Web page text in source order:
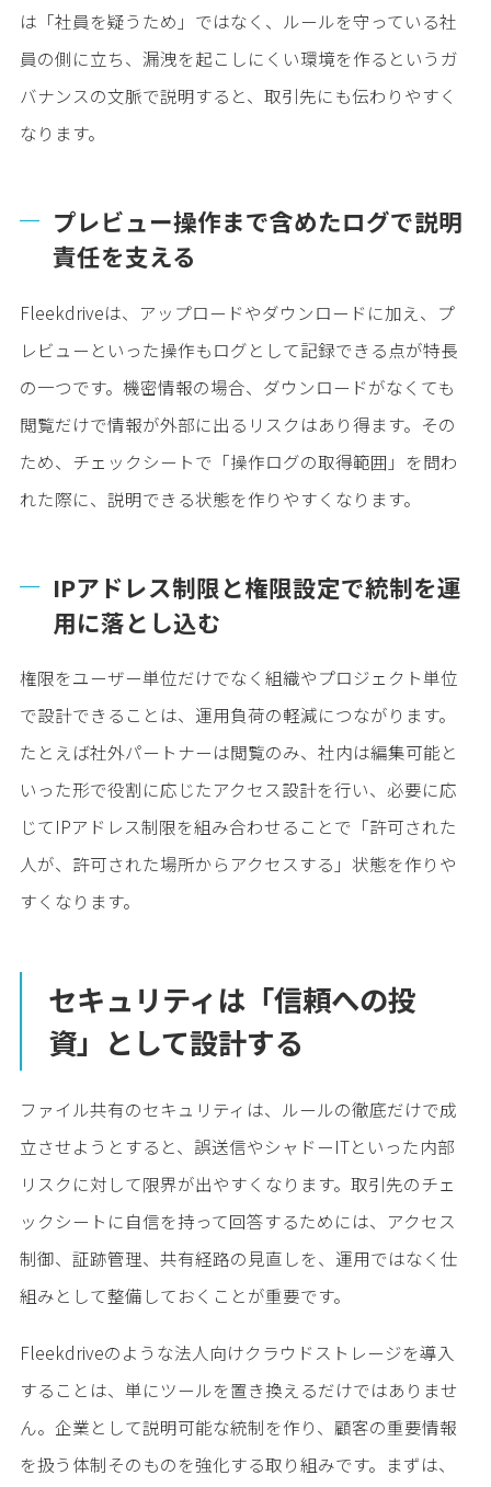
は「社員を疑うため」ではなく、ルールを守っている社
員の側に立ち、漏洩を起こしにくい環境を作るというガ
バナンスの文脈で説明すると、取引先にも伝わりやすく
なります。
プレビュー操作まで含めたログで説明
責任を支える
Fleekdriveは、アップロードやダウンロードに加え、プ
レビューといった操作もログとして記録できる点が特長
の一つです。機密情報の場合、ダウンロードがなくても
閲覧だけで情報が外部に出るリスクはあり得ます。その
ため、チェックシートで「操作ログの取得範囲」を問わ
れた際に、説明できる状態を作りやすくなります。
IPアドレス制限と権限設定で統制を運
用に落とし込む
権限をユーザー単位だけでなく組織やプロジェクト単位
で設計できることは、運用負荷の軽減につながります。
たとえば社外パートナーは閲覧のみ、社内は編集可能と
いった形で役割に応じたアクセス設計を行い、必要に応
じてIPアドレス制限を組み合わせることで「許可された
人が、許可された場所からアクセスする」状態を作りや
すくなります。
セキュリティは「信頼への投
資」として設計する
ファイル共有のセキュリティは、ルールの徹底だけで成
立させようとすると、誤送信やシャドーITといった内部
リスクに対して限界が出やすくなります。取引先のチェ
ックシートに自信を持って回答するためには、アクセス
制御、証跡管理、共有経路の見直しを、運用ではなく仕
組みとして整備しておくことが重要です。
Fleekdriveのような法人向けクラウドストレージを導入
することは、単にツールを置き換えるだけではありませ
ん。企業として説明可能な統制を作り、顧客の重要情報
を扱う体制そのものを強化する取り組みです。まずは、